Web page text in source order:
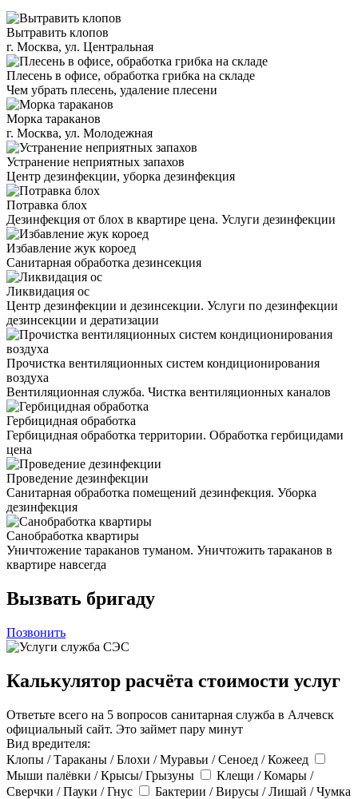
Вытравить клопов
г. Москва, ул. Центральная
Плесень в офисе, обработка грибка на складе
Чем убрать плесень, удаление плесени
Морка тараканов
г. Москва, ул. Молодежная
Устранение неприятных запахов
Центр дезинфекции, уборка дезинфекция
Потравка блох
Дезинфекция от блох в квартире цена. Услуги дезинфекции
Избавление жук короед
Санитарная обработка дезинсекция
Ликвидация ос
Центр дезинфекции и дезинсекции. Услуги по дезинфекции
дезинсекции и дератизации
Прочистка вентиляционных систем кондиционирования
воздуха
Вентиляционная служба. Чистка вентиляционных каналов
Гербицидная обработка
Гербицидная обработка территории. Обработка гербицидами
цена
Проведение дезинфекции
Санитарная обработка помещений дезинфекция. Уборка
дезинфекция
Санобработка квартиры
Уничтожение тараканов туманом. Уничтожить тараканов в
квартире навсегда
Вызвать бригаду
Позвонить
Калькулятор расчёта стоимости услуг
Ответьте всего на 5 вопросов санитарная служба в Алчевск
официальный сайт. Это займет пару минут
Вид вредителя:
Клопы / Тараканы / Блохи / Муравьи / Сеноед / Кожеед
Мыши палёвки / Крысы/ Грызуны
Клещи / Комары /
Сверчки / Пауки / Гнус
Бактерии / Вирусы / Лишай / Чумка